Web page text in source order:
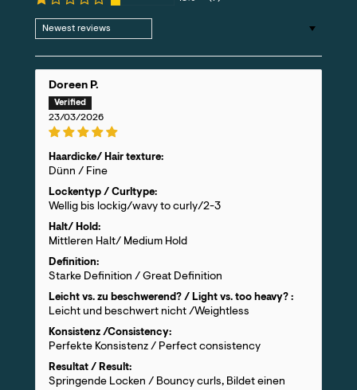
Sort by
Doreen P.
23/03/2026
Haardicke/ Hair texture:
Dünn / Fine
Lockentyp / Curltype:
Wellig bis lockig/wavy to curly/2-3
Halt/ Hold:
Mittleren Halt/ Medium Hold
Definition:
Starke Definition / Great Definition
Leicht vs. zu beschwerend? / Light vs. too heavy? :
Leicht und beschwert nicht /Weightless
Konsistenz /Consistency:
Perfekte Konsistenz / Perfect consistency
Resultat / Result:
Springende Locken / Bouncy curls, Bildet einen